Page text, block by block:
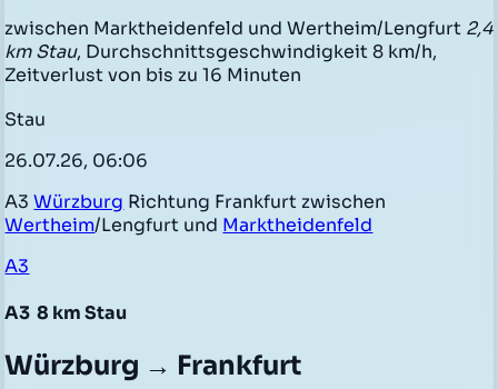
zwischen Marktheidenfeld und Wertheim/Lengfurt 2,4
km Stau, Durchschnittsgeschwindigkeit 8 km/h,
Zeitverlust von bis zu 16 Minuten
Stau
26.07.26, 06:06
A3Würzburg Richtung Frankfurt zwischen
Wertheim/Lengfurt und Marktheidenfeld
A3
A3 8 km Stau
Würzburg → Frankfurt